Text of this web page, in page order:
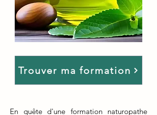
Trouver ma formation
En quête d'une formation naturopathe